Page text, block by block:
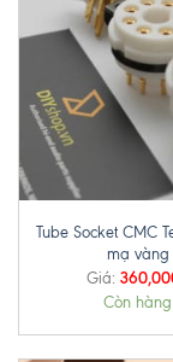
Tube Socket CMC
mạ vàng
Giá:
Còn hàng